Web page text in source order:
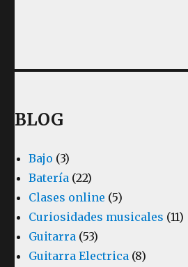
BLOG
Bajo (3)
Batería (22)
Clases online (5)
Curiosidades musicales (11)
Guitarra (53)
Guitarra Electrica (8)